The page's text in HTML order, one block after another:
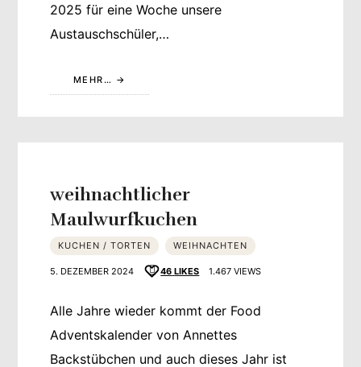
2025 für eine Woche unsere
Austauschschüler,…
MEHR…
weihnachtlicher
Maulwurfkuchen
KUCHEN / TORTEN WEIHNACHTEN
5. DEZEMBER 2024 46 LIKES 1.467 VIEWS
Alle Jahre wieder kommt der Food
Adventskalender von Annettes
Backstübchen und auch dieses Jahr ist